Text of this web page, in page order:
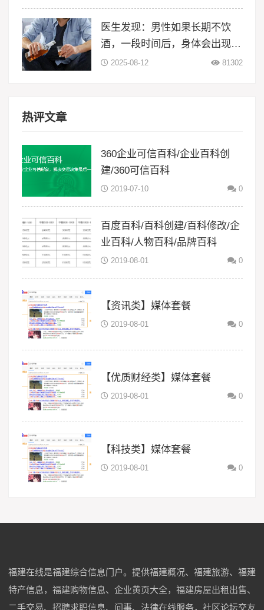
医生发现：男性如果长期不饮
酒，一段时间后，身体会出现5
大变化
2025-08-12 81302
热评文章
360企业可信百科/企业百科创
建/360可信百科
2019-07-10 0
百度百科/百科创建/百科修改/企
业百科/人物百科/品牌百科
2019-08-01 0
【资讯类】媒体套餐
2019-08-01 0
【优质财经类】媒体套餐
2019-08-01 0
【科技类】媒体套餐
2019-08-01 0
福建在线是福建综合信息门户。提供福建概况、福建旅游、福建
特产信息，福建购物信息、企业黄页大全，福建房屋出租出售、
二手交易、招聘求职信息、问事、法律在线服务，社区论坛交友